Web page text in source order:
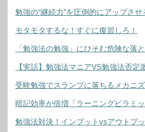
勉強の“継続力”を圧倒的にアップさせ
モタモタするな！すぐに復習しろ！
「勉強法の勉強」にひそむ危険な落
【実話】勉強法マニアVS勉強法否定
受験勉強でスランプに落ちるメカニ
暗記効率が倍増「ラーニングピラミッ
勉強法対決！インプットvsアウトプ